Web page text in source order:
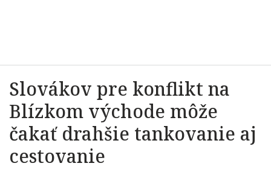
Slovákov pre konflikt na
Blízkom východe môže
čakať drahšie tankovanie aj
cestovanie